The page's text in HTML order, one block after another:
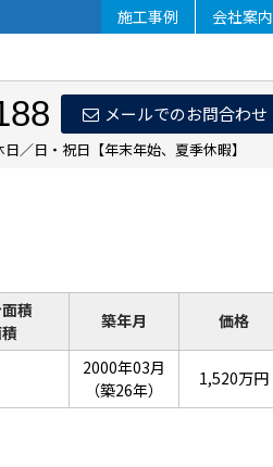
施工事例 会社案内
メールでのお問合わせ
／日・祝日【年末年始、夏季休暇】
積
築年月 価格
2000年03月
（築26年）
1,520万円